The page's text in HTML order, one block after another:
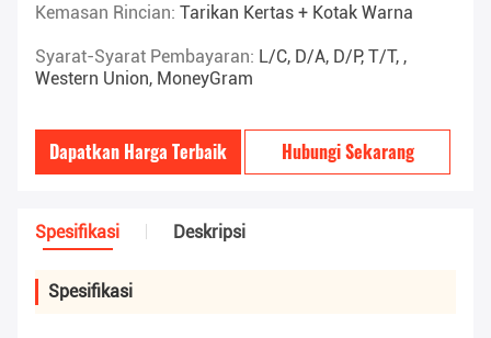
Kemasan Rincian: Tarikan Kertas + Kotak Warna
Syarat-Syarat Pembayaran: L/C, D/A, D/P, T/T, ,
Western Union, MoneyGram
Dapatkan Harga Terbaik Hubungi Sekarang
Spesifikasi Deskripsi
Spesifikasi